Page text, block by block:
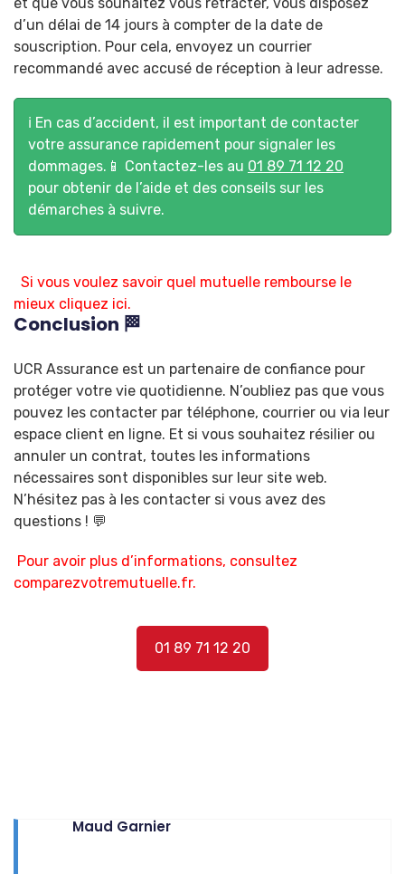
d’un délai de 14 jours à compter de la date de
souscription. Pour cela, envoyez un courrier
recommandé avec accusé de réception à leur adresse.
ℹ️ En cas d’accident, il est important de contacter
votre assurance rapidement pour signaler les
dommages.📱 Contactez-les au 01 89 71 12 20
pour obtenir de l’aide et des conseils sur les
démarches à suivre.
Si vous voulez savoir quel mutuelle rembourse le
mieux cliquez ici.
Conclusion 🏁
UCR Assurance est un partenaire de confiance pour
protéger votre vie quotidienne. N’oubliez pas que vous
pouvez les contacter par téléphone, courrier ou via leur
espace client en ligne. Et si vous souhaitez résilier ou
annuler un contrat, toutes les informations
nécessaires sont disponibles sur leur site web.
N’hésitez pas à les contacter si vous avez des
questions ! 💬
Pour avoir plus d’informations, consultez
comparezvotremutuelle.fr.
01 89 71 12 20
Maud Garnier